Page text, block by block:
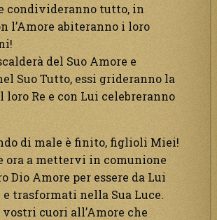
condivideranno tutto, in
l’Amore abiteranno i loro
del Suo Amore e
Suo Tutto, essi grideranno la
loro Re e con Lui celebreranno
di male è finito, figlioli Miei!
ora a mettervi in comunione
Dio Amore per essere da Lui
trasformati nella Sua Luce.
cuori all’Amore che